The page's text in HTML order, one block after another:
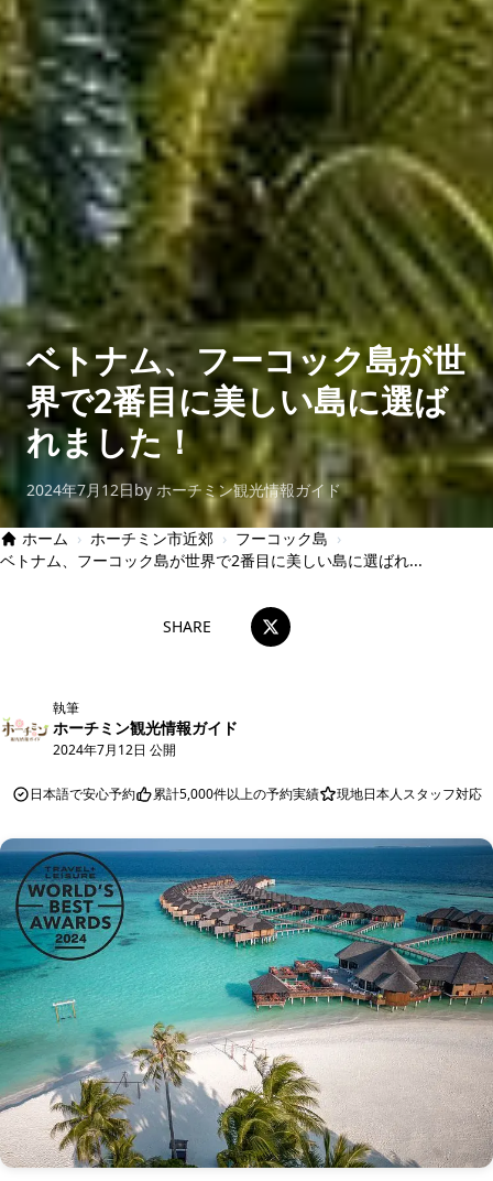
ベトナム、フーコック島が世
界で2番目に美しい島に選ば
れました！
2024年7月12日by ホーチミン観光情報ガイド
ホーム › ホーチミン市近郊 › フーコック島 ›
ベトナム、フーコック島が世界で2番目に美しい島に選ばれ...
SHARE
執筆
ホーチミン観光情報ガイド
2024年7月12日 公開
日本語で安心予約 累計5,000件以上の予約実績 現地日本人スタッフ対応